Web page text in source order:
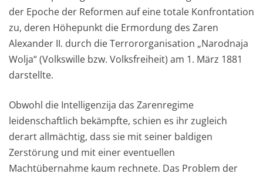
der Epoche der Reformen auf eine totale Konfrontation
zu, deren Höhepunkt die Ermordung des Zaren
Alexander II. durch die Terrororganisation „Narodnaja
Wolja“ (Volkswille bzw. Volksfreiheit) am 1. März 1881
darstellte.
Obwohl die Intelligenzija das Zarenregime
leidenschaftlich bekämpfte, schien es ihr zugleich
derart allmächtig, dass sie mit seiner baldigen
Zerstörung und mit einer eventuellen
Machtübernahme kaum rechnete. Das Problem der